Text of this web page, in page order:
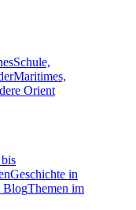
Schule,
Maritimes,
Orient
Geschichte in
BlogThemen im